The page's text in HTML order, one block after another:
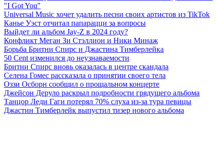
"I Got You"
Universal Music хочет удалить песни своих артистов из TikTok
Канье Уэст отчитал папарацци за вопросы
Выйдет ли альбом Jay-Z в 2024 году?
Конфликт Меган Зи Стэллион и Ники Минаж
Борьба Бритни Спирс и Джастина Тимберлейка
50 Cent изменился до неузнаваемости
Бритни Спирс вновь оказалась в центре скандала
Селена Гомес рассказала о принятии своего тела
Оззи Осборн сообщил о прощальном концерте
Джейсон Деруло раскрыл подробности грядущего альбома
Танцор Леди Гаги потерял 70% слуха из-за тура певицы
Джастин Тимберлейк выпустил тизер нового альбома